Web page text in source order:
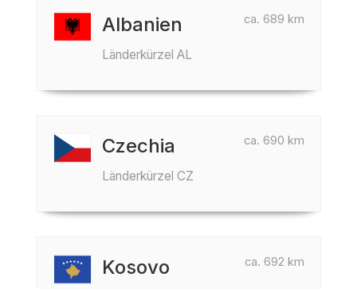
ca. 689 km
Albanien
Länderkürzel AL
ca. 690 km
Czechia
Länderkürzel CZ
ca. 692 km
Kosovo